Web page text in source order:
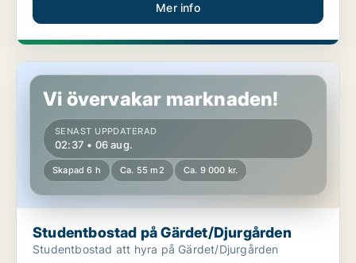
Mer info
Studentbostad på Gärdet/Djurgården
Vi övervakar marknaden!
SENAST UPPDATERAD
02:37 • 06 aug.
Skapad 6 h Ca. 55 m2 Ca. 9 000 kr.
Studentbostad på Gärdet/Djurgården
Studentbostad att hyra på Gärdet/Djurgården